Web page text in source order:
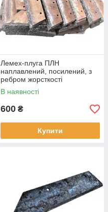
Лемех-плуга ПЛН
наплавлений, посилений, з
ребром жорсткості
В наявності
600 ₴
Купити